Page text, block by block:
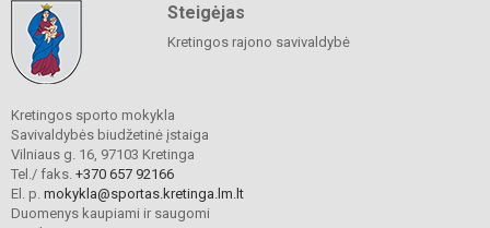
Steigėjas
Kretingos rajono savivaldybė
Kretingos sporto mokykla
Savivaldybės biudžetinė įstaiga
Vilniaus g. 16, 97103 Kretinga
Tel./ faks. +370 657 92166
El. p. mokykla@sportas.kretinga.lm.lt
Duomenys kaupiami ir saugomi